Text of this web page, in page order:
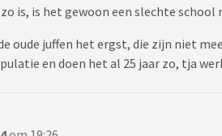
dat thuis.
los over school, maar toen ik er
voorvallen te zijn.
hand liep in de klas.
mail over gekregen, maar ik had me
is, is het gewoon een slechte
oude juffen het ergst, die zijn niet
en doen het al 25 jaar zo, tja